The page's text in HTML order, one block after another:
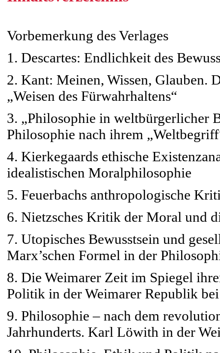
Vorbemerkung des Verlages
1. Descartes: Endlichkeit des
2. Kant: Meinen, Wissen,
„Weisen des Fürwahrhaltens“
3. „Philosophie in weltbürgerlicher
Philosophie nach ihrem
4. Kierkegaards ethische
idealistischen Moralphilosophie
5. Feuerbachs anthropologische
6. Nietzsches Kritik der Moral und
7. Utopisches Bewusstsein und
Marx’schen Formel in der
8. Die Weimarer Zeit im Spiegel
Politik in der Weimarer Republik
9. Philosophie – nach dem
Jahrhunderts. Karl Löwith in der